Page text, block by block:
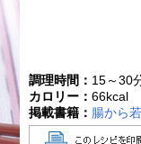
調理時間： 15～30
カロリー： 66kcal
掲載書籍： 腸から